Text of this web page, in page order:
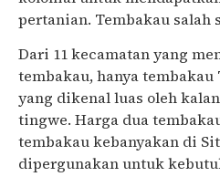
pertanian. Tembakau salah
Dari 11 kecamatan yang
tembakau, hanya tembakau
yang dikenal luas oleh
tingwe. Harga dua
tembakau kebanyakan di
dipergunakan untuk